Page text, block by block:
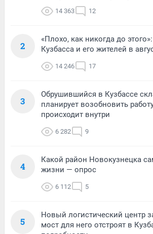
14 363 12
2
«Плохо, как никогда до
Кузбасса и его жителей в
14 246 17
3
Обрушившийся в Кузбассе
планирует возобновить
происходит внутри
6 282 9
4
Какой район Новокузнецка
жизни — опрос
6 112 5
5
Новый логистический центр
мост для него отстроят в